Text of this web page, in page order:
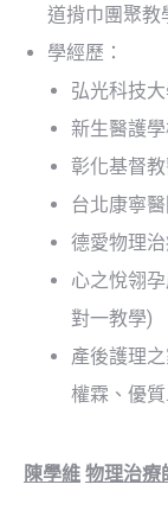
道揹巾團聚教
學經歷：
弘光科技
新生醫護
彰化基督
台北康寧
德愛物理
心之悅翎
對一教學)
產後護理
權霖、優
陳學維 物理治療